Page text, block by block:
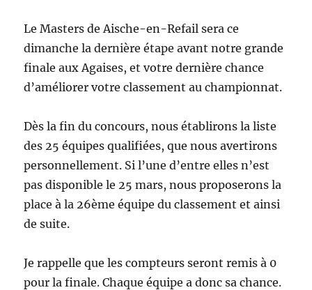
vin
à
Le Masters de Aische-en-Refail sera ce
dimanche la dernière étape avant notre grande
finale aux Agaises, et votre dernière chance
d’améliorer votre classement au championnat.
Dès la fin du concours, nous établirons la liste
des 25 équipes qualifiées, que nous avertirons
personnellement. Si l’une d’entre elles n’est
pas disponible le 25 mars, nous proposerons la
place à la 26ème équipe du classement et ainsi
de suite.
Je rappelle que les compteurs seront remis à 0
pour la finale. Chaque équipe a donc sa chance.